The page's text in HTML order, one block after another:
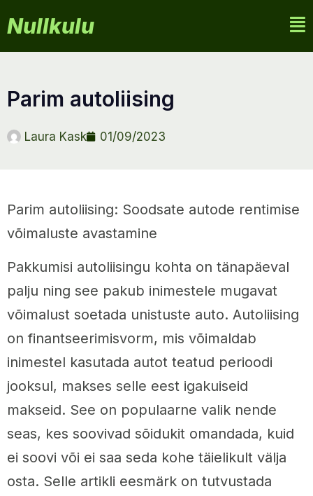
Nullkulu
parim autoliising
Laura Kask 01/09/2023
Parim autoliising: Soodsate autode rentimise
võimaluste avastamine
Pakkumisi autoliisingu kohta on tänapäeval
palju ning see pakub inimestele mugavat
võimalust soetada unistuste auto. Autoliising
on finantseerimisvorm, mis võimaldab
inimestel kasutada autot teatud perioodi
jooksul, makses selle eest igakuiseid
makseid. See on populaarne valik nende
seas, kes soovivad sõidukit omandada, kuid
ei soovi või ei saa seda kohe täielikult välja
osta. Selle artikli eesmärk on tutvustada